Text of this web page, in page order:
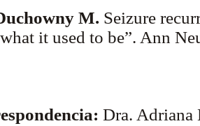
M. Seizure
it used to be”. Ann
Dra. Adriana